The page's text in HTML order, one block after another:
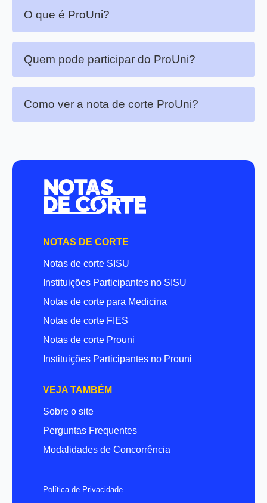
O que é ProUni?
Quem pode participar do ProUni?
Como ver a nota de corte ProUni?
NOTAS DE CORTE
Notas de corte SISU
Instituições Participantes no SISU
Notas de corte para Medicina
Notas de corte FIES
Notas de corte Prouni
Instituições Participantes no Prouni
VEJA TAMBÉM
Sobre o site
Perguntas Frequentes
Modalidades de Concorrência
Política de Privacidade